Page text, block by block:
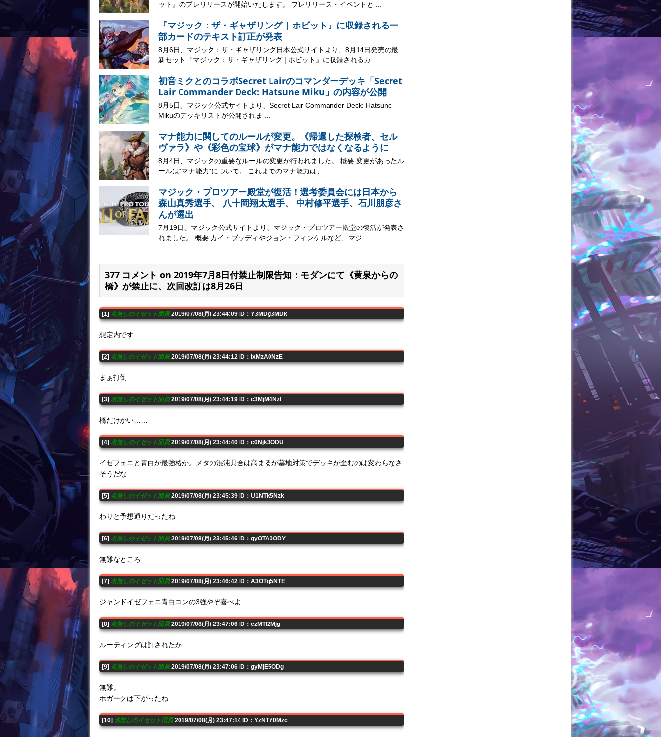
ット』のプレリリースが開始いたします。 プレリリース・イベントと ...
『マジック：ザ・ギャザリング | ホビット』に収録される一
部カードのテキスト訂正が発表
8月6日、マジック：ザ・ギャザリング日本公式サイトより、8月14日発売の最
新セット『マジック：ザ・ギャザリング | ホビット』に収録されるカ ...
初音ミクとのコラボSecret Lairのコマンダーデッキ「Secret
Lair Commander Deck: Hatsune Miku」の内容が公開
8月5日、マジック公式サイトより、Secret Lair Commander Deck: Hatsune
Mikuのデッキリストが公開されま ...
マナ能力に関してのルールが変更。《帰還した探検者、セル
ヴァラ》や《彩色の宝球》がマナ能力ではなくなるように
8月4日、マジックの重要なルールの変更が行われました。 概要 変更があったル
ールは"マナ能力"について。 これまでのマナ能力は、 ...
マジック・プロツアー殿堂が復活！選考委員会には日本から
森山真秀選手、 八十岡翔太選手、 中村修平選手、石川朋彦さ
んが選出
7月19日、マジック公式サイトより、マジック・プロツアー殿堂の復活が発表さ
れました。 概要 カイ・ブッディやジョン・フィンケルなど、マジ ...
377 コメント on 2019年7月8日付禁止制限告知：モダンにて《黄泉からの
橋》が禁止に、次回改訂は8月26日
[1] 名無しのイゼット団員2019/07/08(月) 23:44:09 ID：Y3MDg3MDk
想定内です
[2] 名無しのイゼット団員2019/07/08(月) 23:44:12 ID：IxMzA0NzE
まぁ打倒
[3] 名無しのイゼット団員2019/07/08(月) 23:44:19 ID：c3MjM4NzI
橋だけかい……
[4] 名無しのイゼット団員2019/07/08(月) 23:44:40 ID：c0Njk3ODU
イゼフェニと青白が最強格か。メタの混沌具合は高まるが墓地対策でデッキが歪むのは変わらなさ
そうだな
[5] 名無しのイゼット団員2019/07/08(月) 23:45:39 ID：U1NTk5Nzk
わりと予想通りだったね
[6] 名無しのイゼット団員2019/07/08(月) 23:45:46 ID：gyOTA0ODY
無難なところ
[7] 名無しのイゼット団員2019/07/08(月) 23:46:42 ID：A3OTg5NTE
ジャンドイゼフェニ青白コンの3強やぞ喜べよ
[8] 名無しのイゼット団員2019/07/08(月) 23:47:06 ID：czMTI2Mjg
ルーティングは許されたか
[9] 名無しのイゼット団員2019/07/08(月) 23:47:06 ID：gyMjE5ODg
無難。
ホガークは下がったね
[10] 名無しのイゼット団員2019/07/08(月) 23:47:14 ID：YzNTY0Mzc